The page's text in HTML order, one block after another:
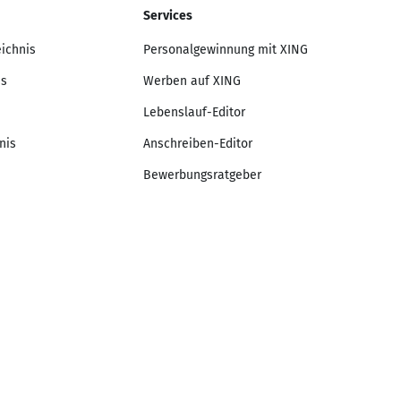
Services
Personalgewinnung mit XING
Werben auf XING
Lebenslauf-Editor
Anschreiben-Editor
Bewerbungsratgeber